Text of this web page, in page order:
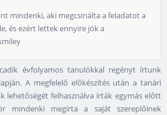
mindenki, aki megcsinálta a feladatot a
és ezért lettek ennyire jók a
évfolyamos tanulókkal regényt írtunk
A megfelelő előkészítés után a tanári
lehetőségét felhasználva írták egymás előtt
mindenki megírta a saját szereplőinek